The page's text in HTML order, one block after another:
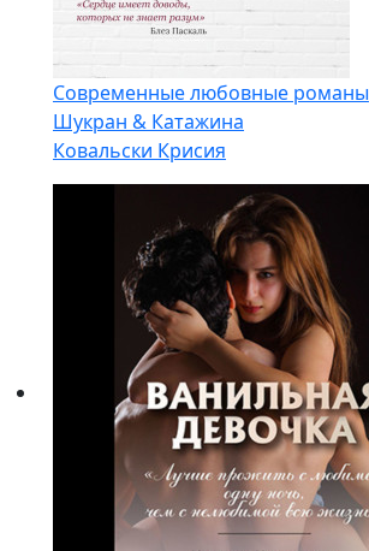
Современные любовные романы
Шукран & Катажина
Ковальски Крисия